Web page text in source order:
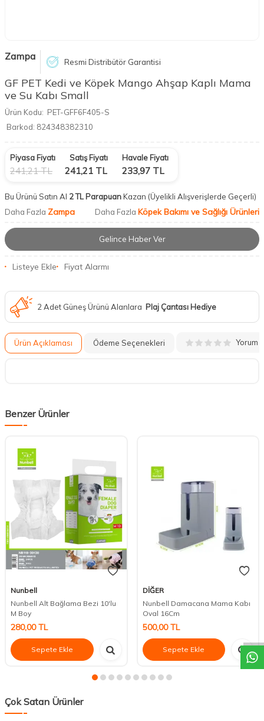
Zampa Resmi Distribütör Garantisi
GF PET Kedi ve Köpek Mango Ahşap Kaplı Mama
ve Su Kabı Small
Ürün Kodu: PET-GFF6F405-S
Barkod: 824348382310
Piyasa Fiyatı
241,21TL
Satış Fiyatı
241,21 TL
Havale Fiyatı
233,97 TL
Bu Ürünü Satın Al 2 TL ParapuanKazan (Üyelikli Alışverişlerde Geçerli)
Daha Fazla Zampa Daha Fazla Köpek Bakımı ve Sağlığı Ürünleri
Gelince Haber Ver
Listeye Ekle Fiyat Alarmı
2 Adet Güneş Ürünü Alanlara Plaj Çantası Hediye
Ürün Açıklaması Ödeme Seçenekleri Yorum
Benzer Ürünler
Nunbell
Nunbell Alt Bağlama Bezi 10'lu
M Boy
280,00TL
Sepete Ekle
DİĞER
Nunbell Damacana Mama Kabı
Oval 16Cm
500,00TL
Sepete Ekle
Çok Satan Ürünler